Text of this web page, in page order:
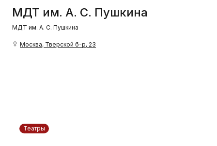
МДТ им. А. С. Пушкина
МДТ им. А. С. Пушкина
Москва, Тверской б-р, 23
Театры